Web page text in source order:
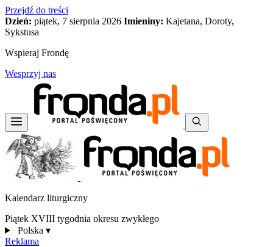
Przejdź do treści
Dzień: piątek, 7 sierpnia 2026 Imieniny: Kajetana, Doroty,
Sykstusa
Wspieraj Frondę
Wesprzyj nas
Kalendarz liturgiczny
Piątek XVIII tygodnia okresu zwykłego
Polska ▾
Reklama